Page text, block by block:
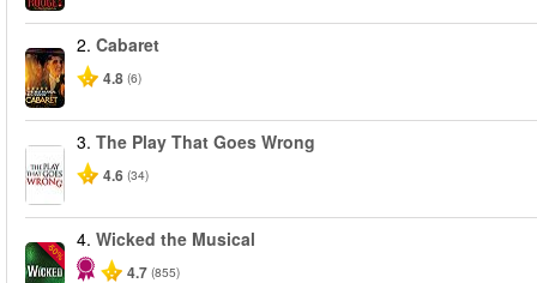
2. Cabaret
4.8 (6)
3. The Play That Goes Wrong
4.6 (34)
-50%
4. Wicked the Musical
4.7 (855)